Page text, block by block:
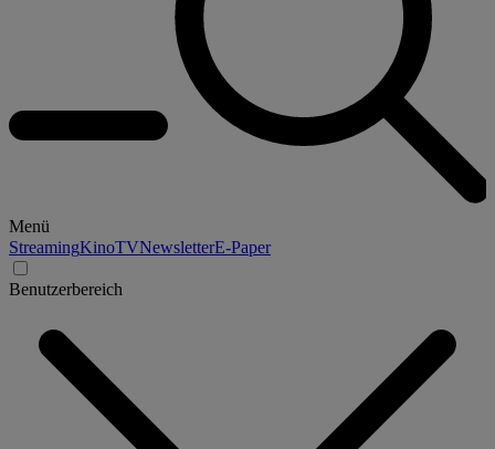
Menü
StreamingKinoTVNewsletterE-Paper
Benutzerbereich